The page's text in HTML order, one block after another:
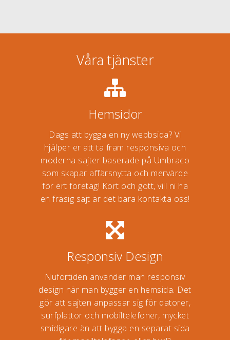
Våra tjänster
Hemsidor
Dags att bygga en ny webbsida? Vi
hjälper er att ta fram responsiva och
moderna sajter baserade på Umbraco
som skapar affärsnytta och mervärde
för ert företag! Kort och gott, vill ni ha
en fräsig sajt är det bara kontakta oss!
Responsiv Design
Nuförtiden använder man responsiv
design när man bygger en hemsida. Det
gör att sajten anpassar sig för datorer,
surfplattor och mobiltelefoner, mycket
smidigare än att bygga en separat sida